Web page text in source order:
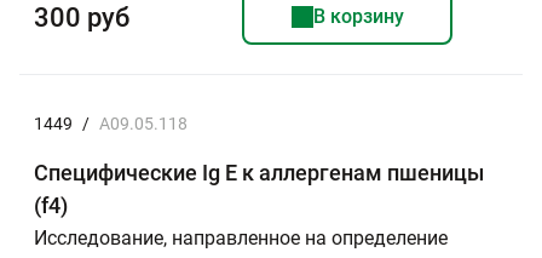
300 руб В корзину
1449 / A09.05.118
Специфические Ig E к аллергенам пшеницы
(f4)
Исследование, направленное на определение